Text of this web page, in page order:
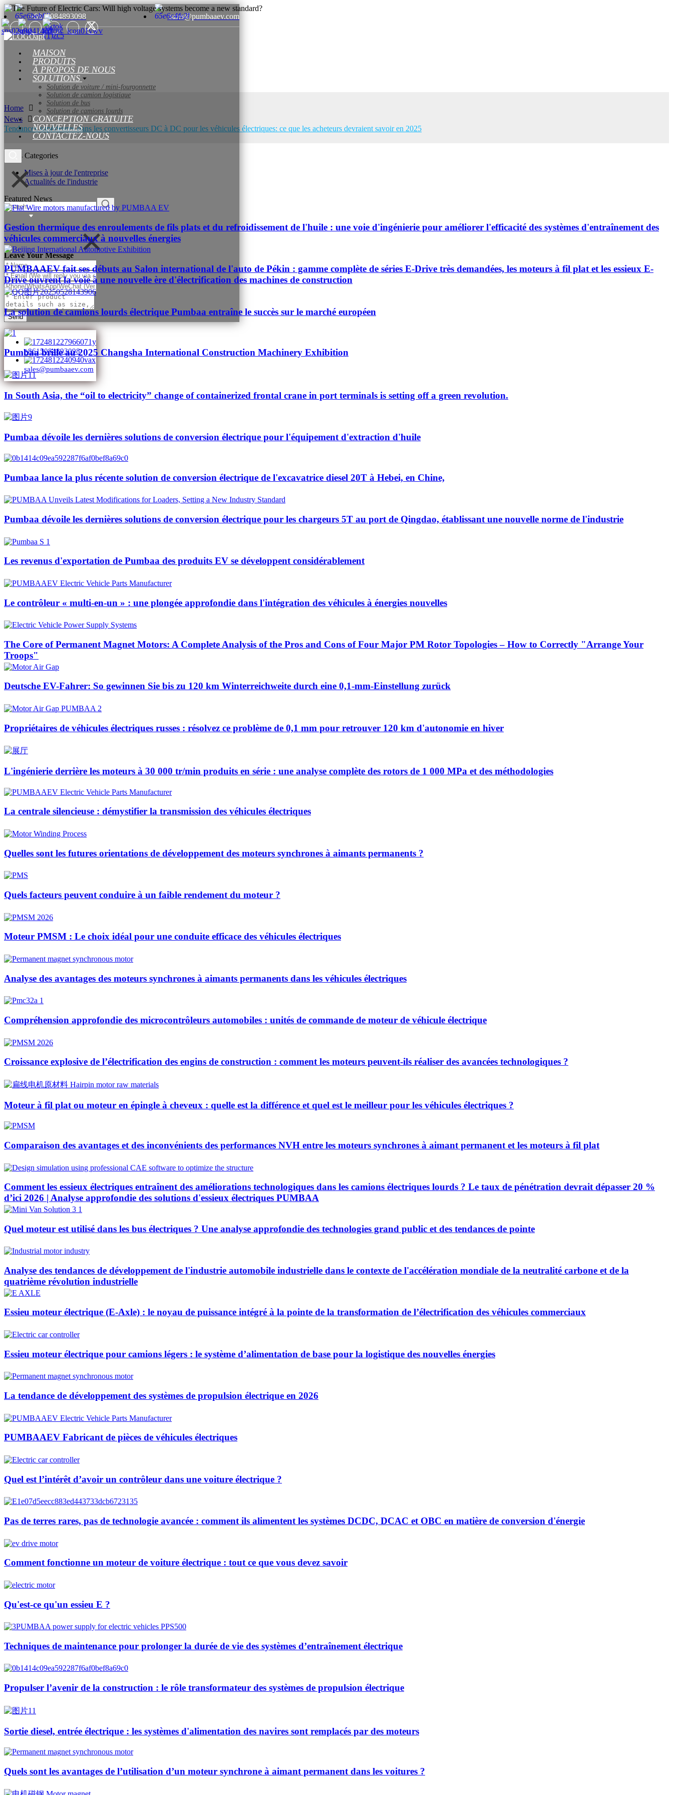
+8615084893098 sales@pumbaaev.com
MAISON
PRODUITS
À PROPOS DE NOUS
SOLUTIONS
Solution de voiture / mini-fourgonnette
Solution de camion logistique
Solution de bus
Solution de camions lourds
CONCEPTION GRATUITE
NOUVELLES
CONTACTEZ-NOUS
Leave Your Message
Send
+8615084893098
sales@pumbaaev.com
Home
News
Tendances supérieures dans les convertisseurs DC à DC pour les véhicules électriques: ce que les acheteurs devraient savoir en 2025
News Categories
Mises à jour de l'entreprise
Actualités de l'industrie
Featured News
Gestion thermique des enroulements de fils plats et du refroidissement de l'huile : une voie d'ingénierie pour améliorer l'efficacité des systèmes d'entraînement des
véhicules commerciaux à nouvelles énergies
PUMBAAEV fait ses débuts au Salon international de l'auto de Pékin : gamme complète de séries E-Drive très demandées, les moteurs à fil plat et les essieux E-
Drive ouvrent la voie à une nouvelle ère d'électrification des machines de construction
La solution de camions lourds électrique Pumbaa entraîne le succès sur le marché européen
Pumbaa brille au 2025 Changsha International Construction Machinery Exhibition
In South Asia, the “oil to electricity” change of containerized frontal crane in port terminals is setting off a green revolution.
Pumbaa dévoile les dernières solutions de conversion électrique pour l'équipement d'extraction d'huile
Pumbaa lance la plus récente solution de conversion électrique de l'excavatrice diesel 20T à Hebei, en Chine,
Pumbaa dévoile les dernières solutions de conversion électrique pour les chargeurs 5T au port de Qingdao, établissant une nouvelle norme de l'industrie
Les revenus d'exportation de Pumbaa des produits EV se développent considérablement
Le contrôleur « multi-en-un » : une plongée approfondie dans l'intégration des véhicules à énergies nouvelles
The Core of Permanent Magnet Motors: A Complete Analysis of the Pros and Cons of Four Major PM Rotor Topologies – How to Correctly "Arrange Your
Troops"
Deutsche EV-Fahrer: So gewinnen Sie bis zu 120 km Winterreichweite durch eine 0,1-mm-Einstellung zurück
Propriétaires de véhicules électriques russes : résolvez ce problème de 0,1 mm pour retrouver 120 km d'autonomie en hiver
L'ingénierie derrière les moteurs à 30 000 tr/min produits en série : une analyse complète des rotors de 1 000 MPa et des méthodologies
La centrale silencieuse : démystifier la transmission des véhicules électriques
Quelles sont les futures orientations de développement des moteurs synchrones à aimants permanents ?
Quels facteurs peuvent conduire à un faible rendement du moteur ?
Moteur PMSM : Le choix idéal pour une conduite efficace des véhicules électriques
Analyse des avantages des moteurs synchrones à aimants permanents dans les véhicules électriques
Compréhension approfondie des microcontrôleurs automobiles : unités de commande de moteur de véhicule électrique
Croissance explosive de l’électrification des engins de construction : comment les moteurs peuvent-ils réaliser des avancées technologiques ?​
Moteur à fil plat ou moteur en épingle à cheveux : quelle est la différence et quel est le meilleur pour les véhicules électriques ?
Comparaison des avantages et des inconvénients des performances NVH entre les moteurs synchrones à aimant permanent et les moteurs à fil plat
Comment les essieux électriques entraînent des améliorations technologiques dans les camions électriques lourds ? Le taux de pénétration devrait dépasser 20 %
d’ici 2026 | Analyse approfondie des solutions d'essieux électriques PUMBAA
Quel moteur est utilisé dans les bus électriques ? Une analyse approfondie des technologies grand public et des tendances de pointe
Analyse des tendances de développement de l'industrie automobile industrielle dans le contexte de l'accélération mondiale de la neutralité carbone et de la
quatrième révolution industrielle
Essieu moteur électrique (E-Axle) : le noyau de puissance intégré à la pointe de la transformation de l’électrification des véhicules commerciaux
Essieu moteur électrique pour camions légers : le système d’alimentation de base pour la logistique des nouvelles énergies
La tendance de développement des systèmes de propulsion électrique en 2026
PUMBAAEV Fabricant de pièces de véhicules électriques
Quel est l’intérêt d’avoir un contrôleur dans une voiture électrique ?
Pas de terres rares, pas de technologie avancée : comment ils alimentent les systèmes DCDC, DCAC et OBC en matière de conversion d'énergie
Comment fonctionne un moteur de voiture électrique : tout ce que vous devez savoir
Qu'est-ce qu'un essieu E ?
Techniques de maintenance pour prolonger la durée de vie des systèmes d’entraînement électrique
Propulser l’avenir de la construction : le rôle transformateur des systèmes de propulsion électrique
Sortie diesel, entrée électrique : les systèmes d'alimentation des navires sont remplacés par des moteurs
Quels sont les avantages de l’utilisation d’un moteur synchrone à aimant permanent dans les voitures ?